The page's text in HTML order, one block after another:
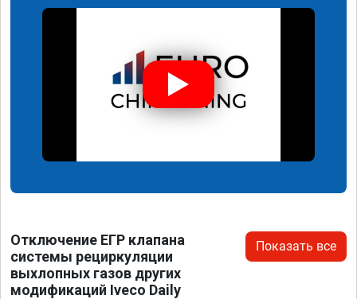
Отключение ЕГР клапана
системы рециркуляции
выхлопных газов других
модификаций Iveco Daily
Показать все